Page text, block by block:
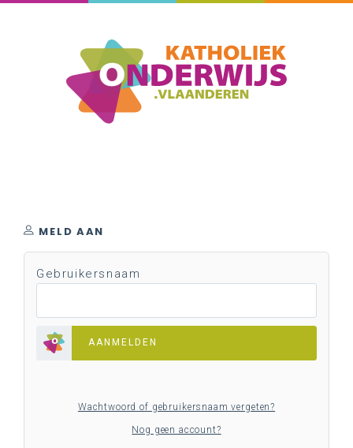
MELD AAN
Gebruikersnaam
AANMELDEN
Wachtwoord of gebruikersnaam vergeten?
Nog geen account?